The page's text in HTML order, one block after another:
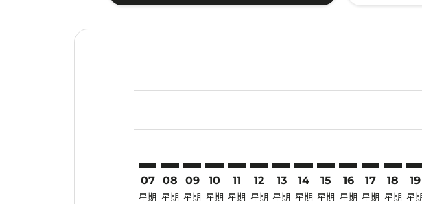
07
星期
08
星期
09
星期
10
星期
11
星期
12
星期
13
星期
14
星期
15
星期
16
星期
17
星期
18
星期
19
星